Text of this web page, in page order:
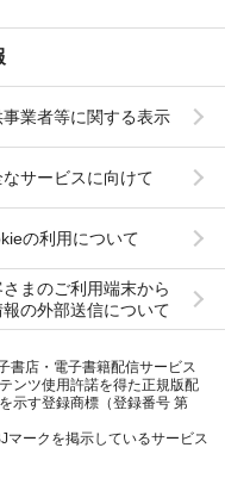
事業者等に関する表示
サービスに向けて
の利用について
さまのご利用端末から
の外部送信について
書店・電子書籍配信サービス
ンツ使用許諾を得た正規版配
示す登録商標（登録番号 第
マークを掲示しているサービス